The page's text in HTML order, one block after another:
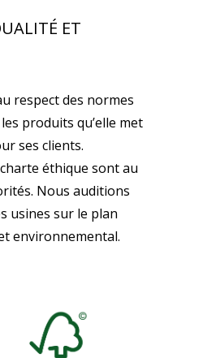
ET
respect des normes
produits qu’elle met
ses clients.
éthique sont au
Nous auditions
usines sur le plan
environnemental.